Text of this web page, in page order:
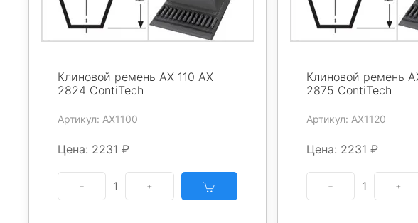
Клиновой ремень AX 110 AX
2824 ContiTech
Артикул: AX1100
Цена: 2231 ₽
1
Клиновой ремень
2875 ContiTech
Артикул: AX1120
Цена: 2231 ₽
1